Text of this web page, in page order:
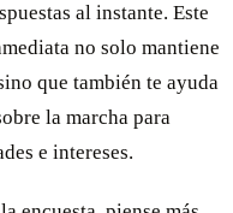
al instante. Este
no solo mantiene
que también te ayuda
la marcha para
e intereses.